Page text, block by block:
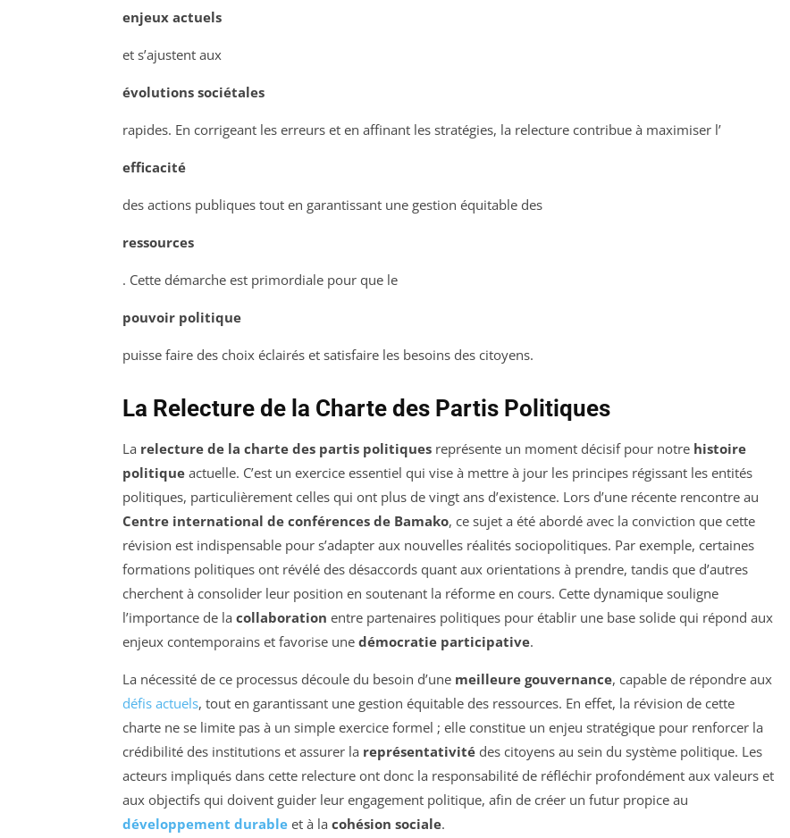
enjeux actuels
et s’ajustent aux
évolutions sociétales
rapides. En corrigeant les erreurs et en affinant les stratégies, la relecture contribue à maximiser l’
efficacité
des actions publiques tout en garantissant une gestion équitable des
ressources
. Cette démarche est primordiale pour que le
pouvoir politique
puisse faire des choix éclairés et satisfaire les besoins des citoyens.
La Relecture de la Charte des Partis Politiques
La relecture de la charte des partis politiques représente un moment décisif pour notre histoire
politique actuelle. C’est un exercice essentiel qui vise à mettre à jour les principes régissant les entités
politiques, particulièrement celles qui ont plus de vingt ans d’existence. Lors d’une récente rencontre au
Centre international de conférences de Bamako, ce sujet a été abordé avec la conviction que cette
révision est indispensable pour s’adapter aux nouvelles réalités sociopolitiques. Par exemple, certaines
formations politiques ont révélé des désaccords quant aux orientations à prendre, tandis que d’autres
cherchent à consolider leur position en soutenant la réforme en cours. Cette dynamique souligne
l’importance de la collaboration entre partenaires politiques pour établir une base solide qui répond aux
enjeux contemporains et favorise une démocratie participative.
La nécessité de ce processus découle du besoin d’une meilleure gouvernance, capable de répondre aux
défis actuels, tout en garantissant une gestion équitable des ressources. En effet, la révision de cette
charte ne se limite pas à un simple exercice formel ; elle constitue un enjeu stratégique pour renforcer la
crédibilité des institutions et assurer la représentativité des citoyens au sein du système politique. Les
acteurs impliqués dans cette relecture ont donc la responsabilité de réfléchir profondément aux valeurs et
aux objectifs qui doivent guider leur engagement politique, afin de créer un futur propice au
développement durable et à la cohésion sociale.